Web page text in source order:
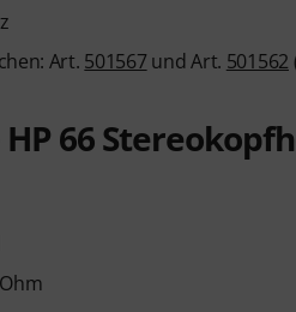
Art. 501567 und Art. 501562
66